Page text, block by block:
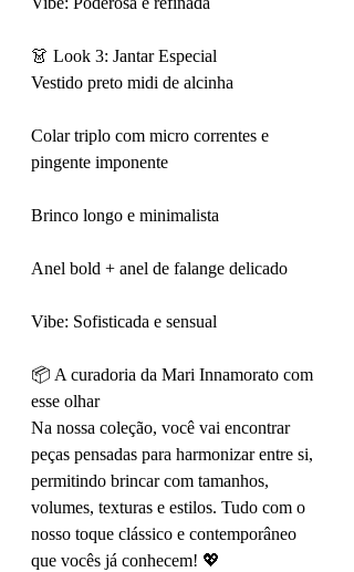
👗 Look 3: Jantar Especial
Vestido preto midi de alcinha
Colar triplo com micro correntes e
pingente imponente
Brinco longo e minimalista
Anel bold + anel de falange delicado
Vibe: Sofisticada e sensual
📦 A curadoria da Mari Innamorato com
esse olhar
Na nossa coleção, você vai encontrar
peças pensadas para harmonizar entre si,
permitindo brincar com tamanhos,
volumes, texturas e estilos. Tudo com o
nosso toque clássico e contemporâneo
que vocês já conhecem! 💖